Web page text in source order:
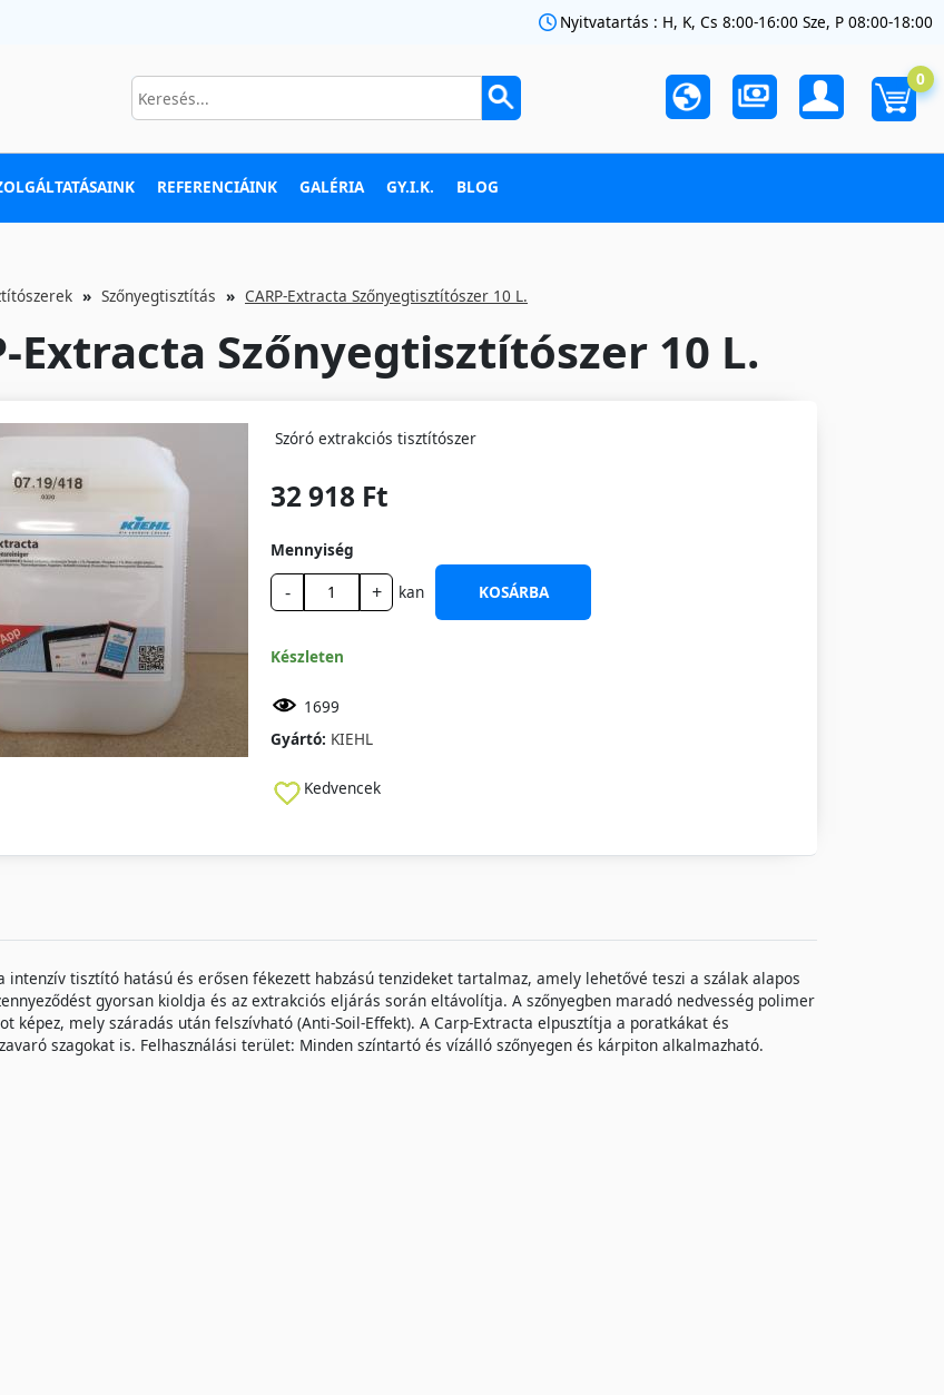
Nyitvatartás : H, K, Cs 8:00-16:00 Sze, P 08:00-18:00
0
REFERENCIÁINK GALÉRIA GY.I.K. BLOG
Szőnyegtisztítás CARP-Extracta Szőnyegtisztítószer 10 L.
Extracta Szőnyegtisztítószer 10 L.
Szóró extrakciós tisztítószer
32 918 Ft
Mennyiség
- + kan KOSÁRBA
Készleten
1699
Gyártó: KIEHL
Kedvencek
intenzív tisztító hatású és erősen fékezett habzású tenzideket tartalmaz, amely lehetővé teszi a szálak alapos
gyorsan kioldja és az extrakciós eljárás során eltávolítja. A szőnyegben maradó nedvesség polimer
képez, mely száradás után felszívható (Anti-Soil-Effekt). A Carp-Extracta elpusztítja a poratkákat és
szagokat is. Felhasználási terület: Minden színtartó és vízálló szőnyegen és kárpiton alkalmazható.